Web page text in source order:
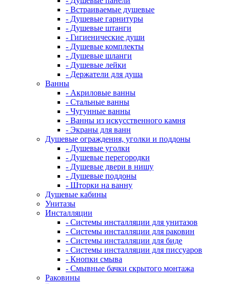
- Встраиваемые душевые
- Душевые гарнитуры
- Душевые штанги
- Гигиенические души
- Душевые комплекты
- Душевые шланги
- Душевые лейки
- Держатели для душа
Ванны
- Акриловые ванны
- Стальные ванны
- Чугунные ванны
- Ванны из искусственного камня
- Экраны для ванн
Душевые ограждения, уголки и поддоны
- Душевые уголки
- Душевые перегородки
- Душевые двери в нишу
- Душевые поддоны
- Шторки на ванну
Душевые кабины
Унитазы
Инсталляции
- Системы инсталляции для унитазов
- Системы инсталляции для раковин
- Системы инсталляции для биде
- Системы инсталляции для писсуаров
- Кнопки смыва
- Смывные бачки скрытого монтажа
Раковины